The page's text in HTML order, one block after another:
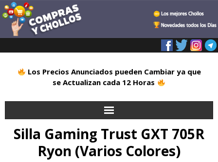
Los Precios Anunciados pueden Cambiar ya que
se Actualizan cada 12 Horas
Inicio
Alimentación
Silla Gaming Trust GXT 705R
Ryon (Varios Colores)